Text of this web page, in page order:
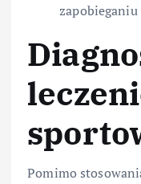
Pomimo